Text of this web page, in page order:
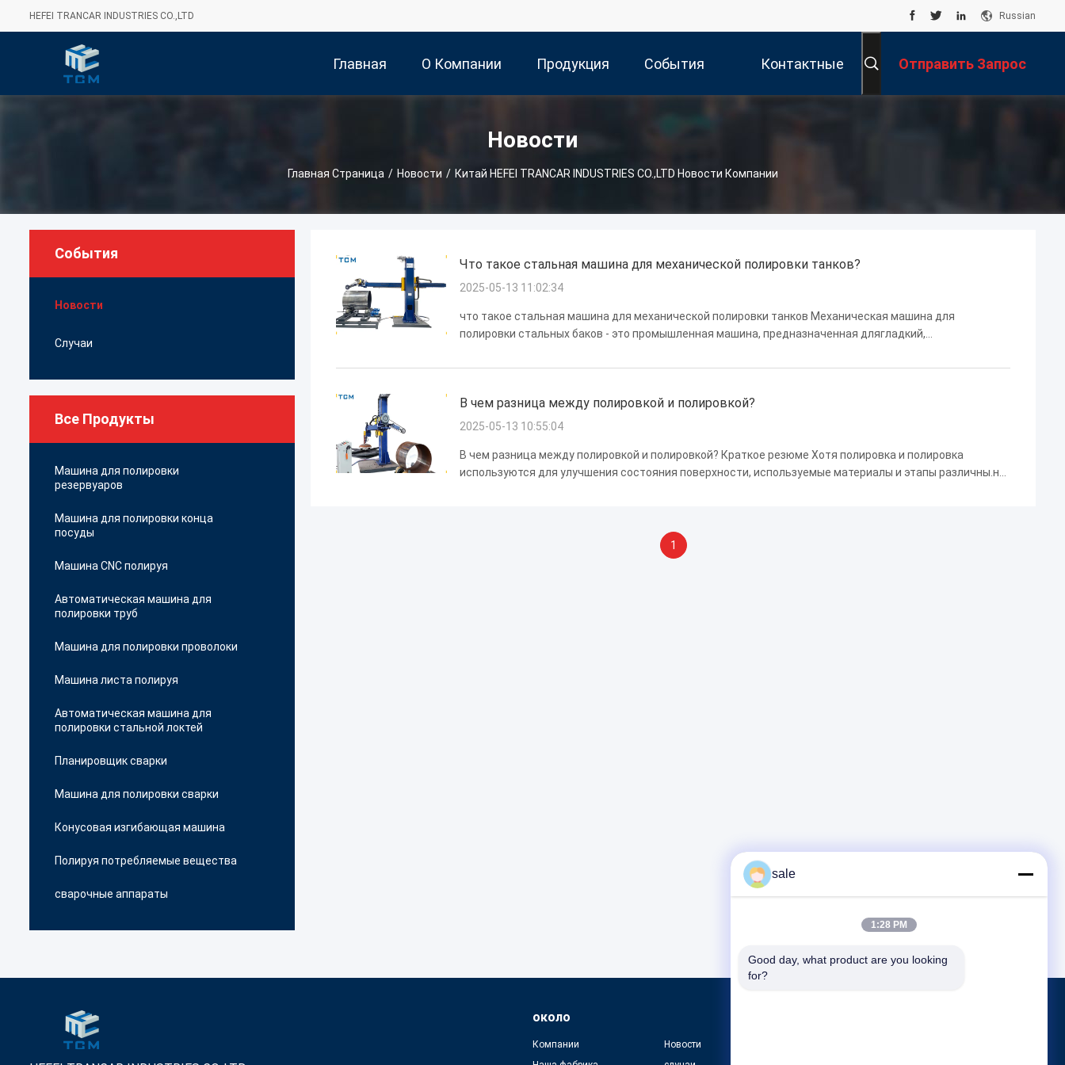
HEFEI TRANCAR INDUSTRIES CO.,LTD Russian
Главная О Компании Продукция События Контактные Отправить Запрос
Новости
Главная Страница / Новости / Китай HEFEI TRANCAR INDUSTRIES CO.,LTD Новости Компании
События
Новости
Случаи
Все Продукты
Машина для полировки
резервуаров
Машина для полировки конца
посуды
Машина CNC полируя
Автоматическая машина для
полировки труб
Машина для полировки проволоки
Машина листа полируя
Автоматическая машина для
полировки стальной локтей
Планировщик сварки
Машина для полировки сварки
Конусовая изгибающая машина
Полируя потребляемые вещества
сварочные аппараты
Что такое стальная машина для механической полировки танков?
2025-05-13 11:02:34
что такое стальная машина для механической полировки танков Механическая машина для
полировки стальных баков - это промышленная машина, предназначенная длягладкий,
отраслях. Эти машины используют механическое очи...
В чем разница между полировкой и полировкой?
2025-05-13 10:55:04
В чем разница между полировкой и полировкой? Краткое резюме Хотя полировка и полировка
используются для улучшения состояния поверхности, используемые материалы и этапы различны.но
1
около
Компании
Новости
sale
1:28 PM
Good day, what product are you looking
for?